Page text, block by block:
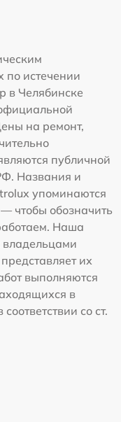
по истечении
в Челябинске
на ремонт,
публичной
Названия и
упоминаются
чтобы обозначить
Наша
их
выполняются
в
со ст.